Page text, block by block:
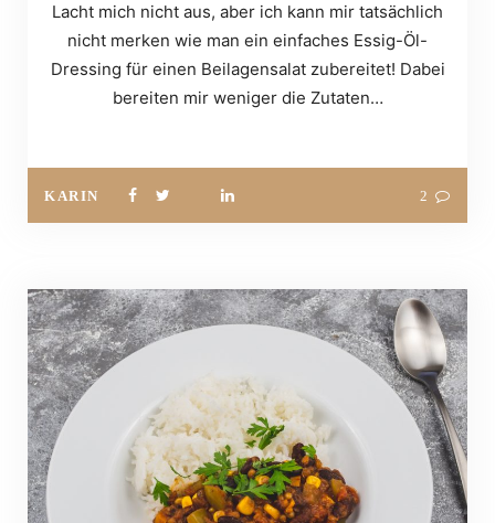
Lacht mich nicht aus, aber ich kann mir tatsächlich
nicht merken wie man ein einfaches Essig-Öl-
Dressing für einen Beilagensalat zubereitet! Dabei
bereiten mir weniger die Zutaten…
KARIN 2